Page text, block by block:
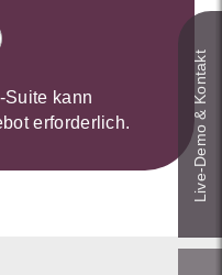
Suite kann
erforderlich.
Live‑Demo & Kontakt